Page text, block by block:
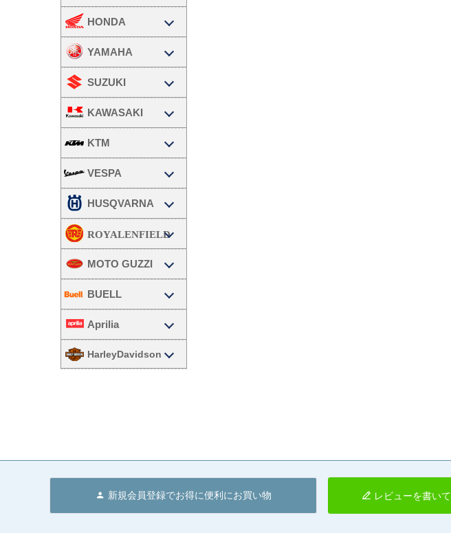
HONDA
YAMAHA
SUZUKI
KAWASAKI
KTM
VESPA
HUSQVARNA
MOTO GUZZI
BUELL
Aprilia
HarleyDavidson
新規会員登録でお得に便利にお買い物 レビューを書いて